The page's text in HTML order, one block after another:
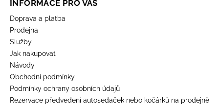
INFORMACE PRO VÁS
Doprava a platba
Prodejna
Služby
Jak nakupovat
Návody
Obchodní podmínky
Podmínky ochrany osobních údajů
Rezervace předvedení autosedaček nebo kočárků na prodejně